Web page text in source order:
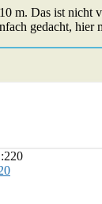
m. Das ist nicht
gedacht, hier